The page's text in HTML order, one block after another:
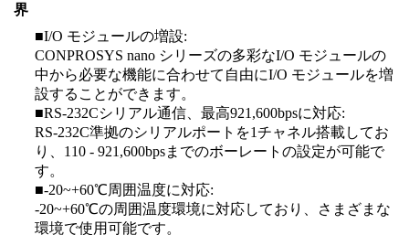
界
■I/O モジュールの増設:
CONPROSYS nano シリーズの多彩なI/O モジュールの
中から必要な機能に合わせて自由にI/O モジュールを増
設することができます。
■RS-232Cシリアル通信、最高921,600bpsに対応:
RS-232C準拠のシリアルポートを1チャネル搭載してお
り、110 - 921,600bpsまでのボーレートの設定が可能で
す。
■-20~+60℃周囲温度に対応:
-20~+60℃の周囲温度環境に対応しており、さまざまな
環境で使用可能です。